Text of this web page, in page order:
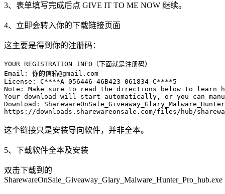
3、表单填写完成后点 GIVE IT TO ME NOW 继续。
4、立即会转入你的下载链接页面
这主要是得到你的注册码：
YOUR REGISTRATION INFO（下面就是注册码）
Email: 你的信箱@gmail.com
License: C****A-056446-46B423-061834-C****5
Note: Make sure to read the directions below to learn
Your download will start automatically, or you can
Download:
https://downloads.sharewareonsale.com/files/hub/
这个链接只是安装导向软件，并非全本。
5、下载软件全本及安装
双击下载到的
SharewareOnSale_Giveaway_Glary_Malware_Hunter_Pro_hub.exe